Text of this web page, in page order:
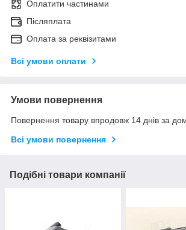
Оплатити частинами
Післяплата
Оплата за реквізитами
Всі умови оплати
Умови повернення
Повернення товару впродовж 14 днів за
Всі умови повернення
Подібні товари компанії